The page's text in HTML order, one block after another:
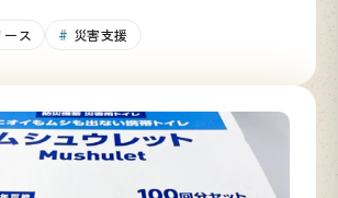
ース 災害支援